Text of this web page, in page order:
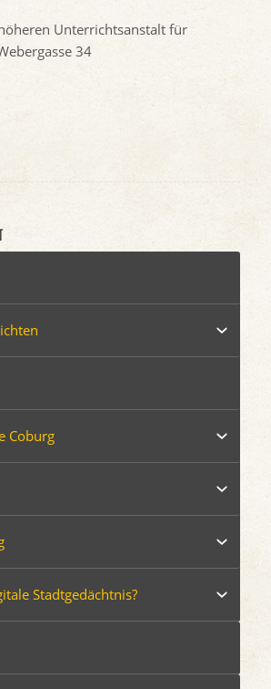
Unterrichtsanstalt für
34
Coburg
Stadtgedächtnis?